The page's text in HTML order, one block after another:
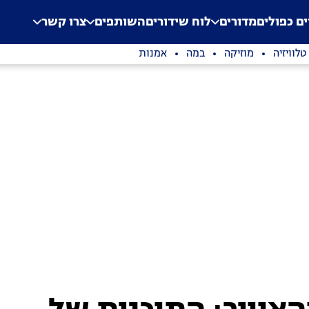
Application error: a
. כפוליםמדורים לוח שידוריםהשותפים צרו קשר
טלוויזיה מוזיקה במה אמנות